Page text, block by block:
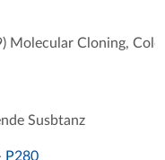
Molecular Cloning,
Susbtanz
P280